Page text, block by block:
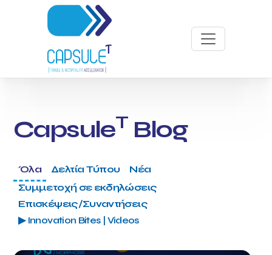
CapsuleT Blog
Όλα Δελτία Τύπου
Νέα
Συμμετοχή σε εκδηλώσεις
Επισκέψεις/Συναντήσεις
▶ Innovation Bites | Videos